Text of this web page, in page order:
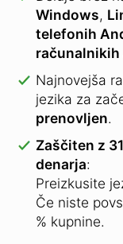
Windows,
telefonih
Najnovejša
jezika za
prenovljen.
Zaščiten z
denarja:
Preizkusite
Če niste
% kupnine.